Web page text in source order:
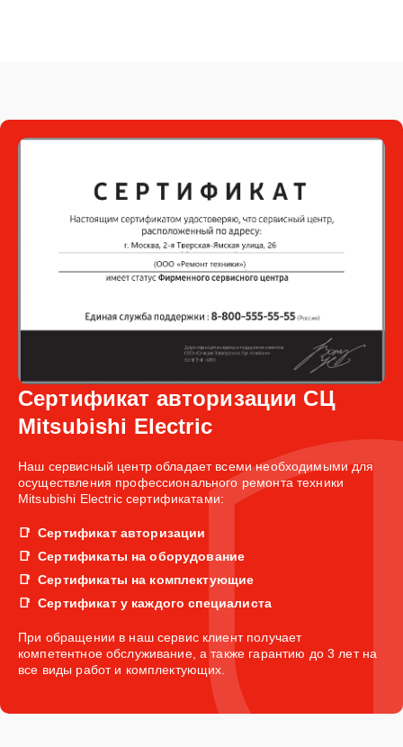
Сертификат авторизации СЦ
Mitsubishi Electric
Наш сервисный центр обладает всеми необходимыми для
осуществления профессионального ремонта техники
Mitsubishi Electric сертификатами:
Сертификат авторизации
Сертификаты на оборудование
Сертификаты на комплектующие
Сертификат у каждого специалиста
При обращении в наш сервис клиент получает
компетентное обслуживание, а также гарантию до 3 лет на
все виды работ и комплектующих.